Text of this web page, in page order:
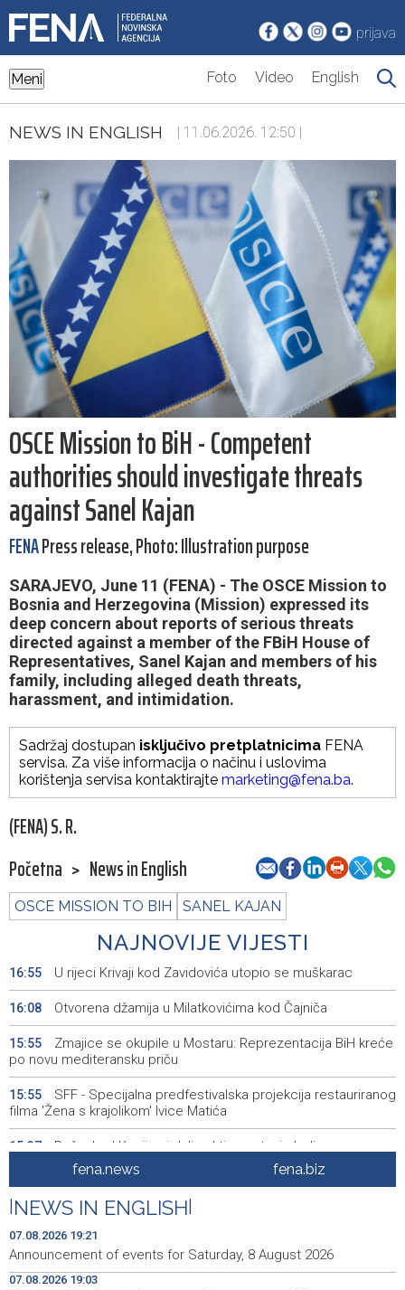
prijava
Meni Foto Video English
NEWS IN ENGLISH | 11.06.2026. 12:50 |
OSCE Mission to BiH - Competent
authorities should investigate threats
against Sanel Kajan
FENAPress release, Photo: Illustration purpose
SARAJEVO, June 11 (FENA) - The OSCE Mission to
Bosnia and Herzegovina (Mission) expressed its
deep concern about reports of serious threats
directed against a member of the FBiH House of
Representatives, Sanel Kajan and members of his
family, including alleged death threats,
harassment, and intimidation.
Sadržaj dostupan isključivo pretplatnicima FENA
servisa. Za više informacija o načinu i uslovima
korištenja servisa kontaktirajte marketing@fena.ba.
(FENA) S. R.
Početna > News in English
OSCE MISSION TO BIH SANEL KAJAN
NAJNOVIJE VIJESTI
16:55 U rijeci Krivaji kod Zavidovića utopio se muškarac
16:08 Otvorena džamija u Milatkovićima kod Čajniča
15:55
Zmajice se okupile u Mostaru: Reprezentacija BiH kreće
po novu mediteransku priču
15:55
SFF - Specijalna predfestivalska projekcija restauriranog
filma 'Žena s krajolikom' Ivice Matića
15:37
Požar kod Konjica i dalje aktivan, stanje bolje nego
15:27
Dokumentarac 'Bulevar Ivice Osima' osvojio nagradu na
City Festu u Niškoj Banji
15:09
Konjic ugostio 23 folklorna društva na 26.
Međunarodnom festivalu ‘Konjička sehara’
fena.news fena.biz
NEWS IN ENGLISH
07.08.2026 19:21
Announcement of events for Saturday, 8 August 2026
07.08.2026 19:03